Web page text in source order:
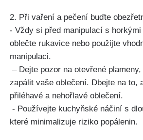
2. ‌Při vaření a pečení ​buďte
⁣- Vždy si ⁣před​ manipulací⁢ s horkými
oblečte rukavice nebo použijte
manipulaci.
– Dejte pozor na otevřené⁣
zapálit⁣ vaše oblečení. Dbejte na to,
přiléhavé a ‍nehořlavé oblečení.
⁤- Používejte ‍kuchyňské náčiní s
které minimalizuje riziko popálenin.